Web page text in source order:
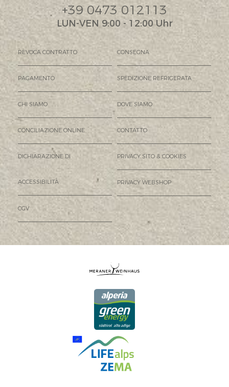
+39 0473 012113
LUN-VEN 9:00 - 12:00 Uhr
REVOCA CONTRATTO CONSEGNA
PAGAMENTO SPEDIZIONE REFRIGERATA
CHI SIAMO DOVE SIAMO
CONCILIAZIONE ONLINE CONTATTO
DICHIARAZIONE DI
ACCESSIBILITÀ
PRIVACY SITO & COOKIES
PRIVACY WEBSHOP
CGV